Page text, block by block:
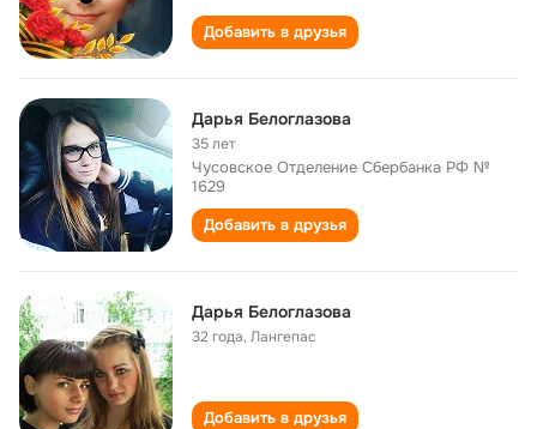
Добавить в друзья
Дарья Белоглазова
35 лет
Чусовское Отделение Сбербанка РФ №
1629
Добавить в друзья
Дарья Белоглазова
32 года,Лангепас
Добавить в друзья